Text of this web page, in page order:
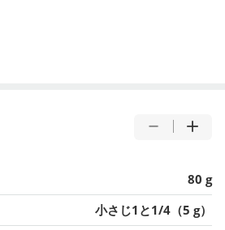
80 g
小さじ1と1/4（5 g）